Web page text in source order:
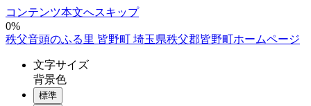
コンテンツ本文へスキップ
0%
秩父音頭のふる里 皆野町 埼玉県秩父郡皆野町ホームページ
文字サイズ
背景色
標準